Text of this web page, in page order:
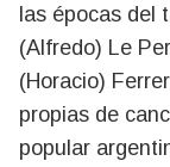
las épocas del
(Alfredo) Le
(Horacio)
propias de
popular